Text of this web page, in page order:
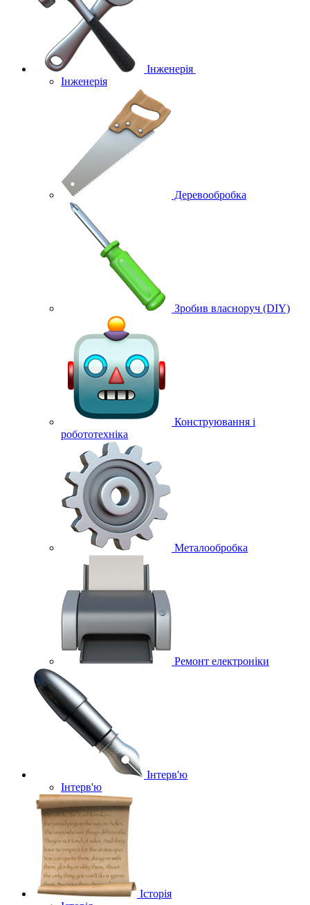
Інженерія
Інженерія
Деревообробка
Зробив власноруч (DIY)
Конструювання і
робототехніка
Металообробка
Ремонт електроніки
Інтерв'ю
Інтерв'ю
Історія